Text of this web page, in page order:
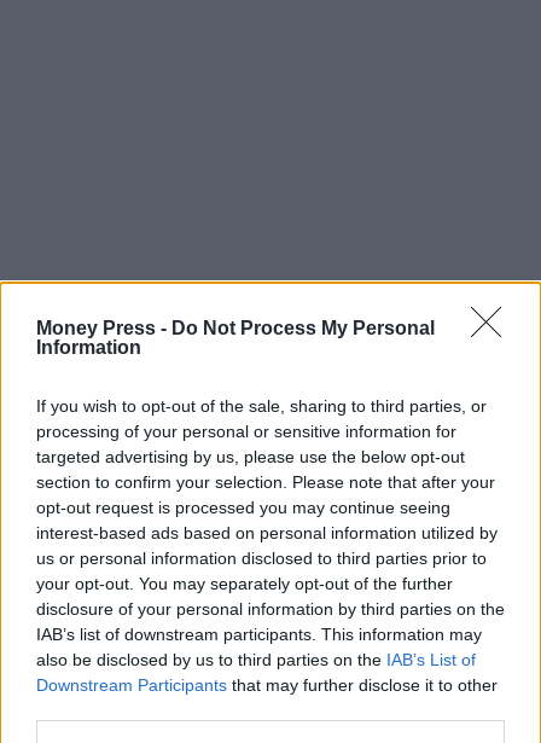
Money Press - Do Not Process My Personal
Information
If you wish to opt-out of the sale, sharing to third parties, or
processing of your personal or sensitive information for
targeted advertising by us, please use the below opt-out
section to confirm your selection. Please note that after your
opt-out request is processed you may continue seeing
interest-based ads based on personal information utilized by
us or personal information disclosed to third parties prior to
your opt-out. You may separately opt-out of the further
disclosure of your personal information by third parties on the
IAB’s list of downstream participants. This information may
also be disclosed by us to third parties on the IAB’s List of
Downstream Participants that may further disclose it to other